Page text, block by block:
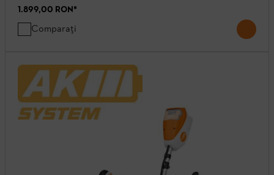
1.899,00 RON*
Comparați